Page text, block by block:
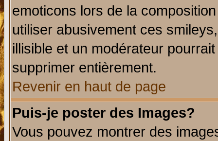
emoticons lors de la
utiliser abusivement ces
illisible et un modérateur
supprimer entièrement.
Revenir en haut de page
Puis-je poster des Images?
Vous pouvez montrer des